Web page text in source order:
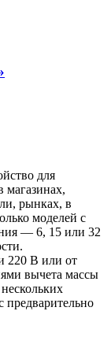
для
магазинах,
рынках, в
моделей с
— 6, 15 или 32
220 В или от
вычета массы
предварительно